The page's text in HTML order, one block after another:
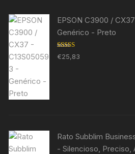
EPSON C3900 /
Genérico - Preto
Avaliação
5.00de 5
€25,83
Rato Subblim
- Silencioso,